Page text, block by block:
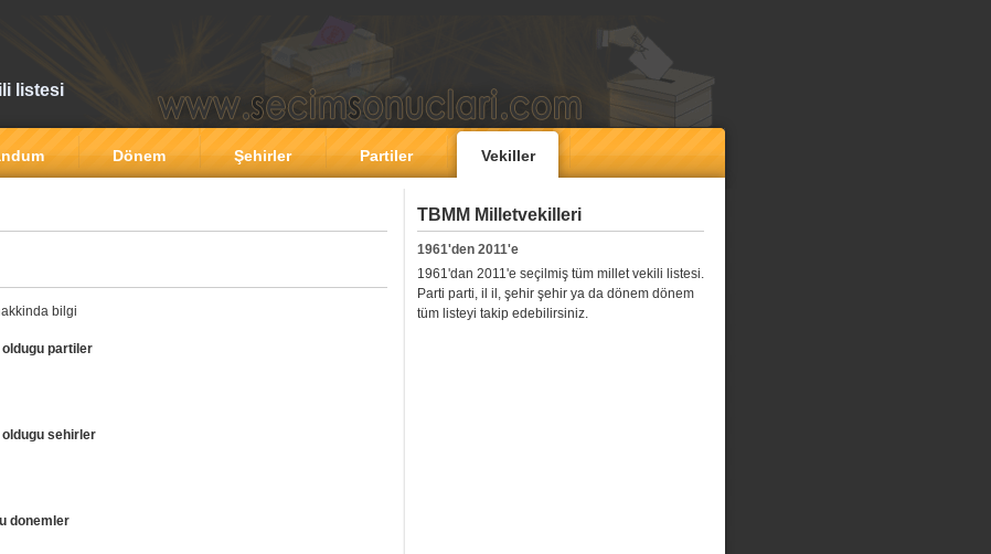
listesi
Dönem Şehirler Partiler Vekiller
bilgi
partiler
sehirler
donemler
TBMM Milletvekilleri
1961'den 2011'e
1961'dan 2011'e seçilmiş tüm millet vekili listesi.
Parti parti, il il, şehir şehir ya da dönem dönem
tüm listeyi takip edebilirsiniz.